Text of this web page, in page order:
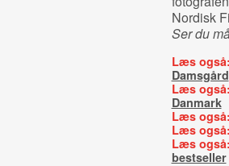
Nordisk
Ser du
Læs også:
Damsgård
Læs også:
Danmark
Læs også:
Læs også:
Læs også:
bestseller